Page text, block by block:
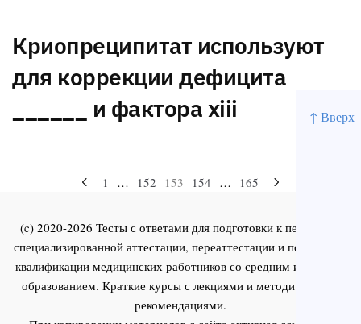
↑ Вверх
Криопреципитат используют
для коррекции дефицита
______ и фактора xiii
1 … 152 153 154 … 165
(c) 2020-2026 Тесты с ответами для подготовки к первичной
специализированной аттестации, переаттестации и повышения
квалификации медицинских работников со средним и высшим
образованием. Краткие курсы с лекциями и методическими
рекомендациями.